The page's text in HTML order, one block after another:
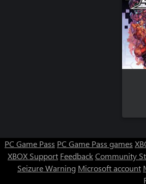
PC Game Pass PC Game Pass games
XBOX Support FeedbackCommunity
Seizure Warning Microsoft account